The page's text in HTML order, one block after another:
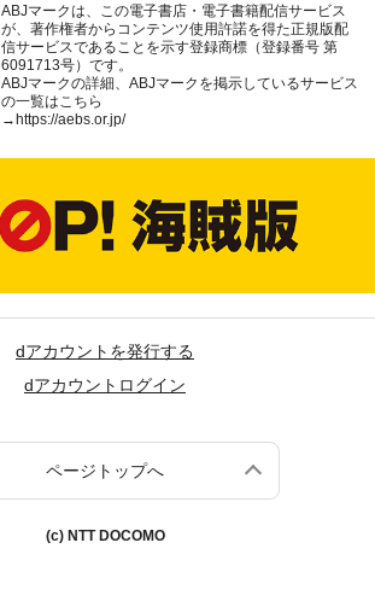
ABJマークは、この電子書店・電子書籍配信サービス
が、著作権者からコンテンツ使用許諾を得た正規版配
信サービスであることを示す登録商標（登録番号 第
6091713号）です。
ABJマークの詳細、ABJマークを掲示しているサービス
の一覧はこちら
→https://aebs.or.jp/
dアカウントを発行する
dアカウントログイン
ページトップへ
(c) NTT DOCOMO